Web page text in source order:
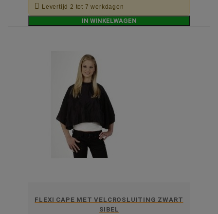
 Levertijd 2 tot 7 werkdagen
IN WINKELWAGEN
FLEXI CAPE MET VELCROSLUITING ZWART
SIBEL